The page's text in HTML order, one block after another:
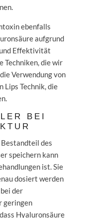
ebenfalls
aufgrund
Effektivität
Techniken, die wir
Verwendung von
Lips Technik, die
BEI
des
speichern kann
ist. Sie
dosiert werden
der
geringen
Hyaluronsäure